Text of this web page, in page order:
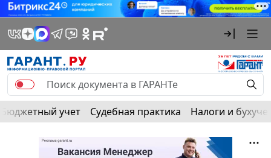
Бюджетный учет Судебная практика Налоги и